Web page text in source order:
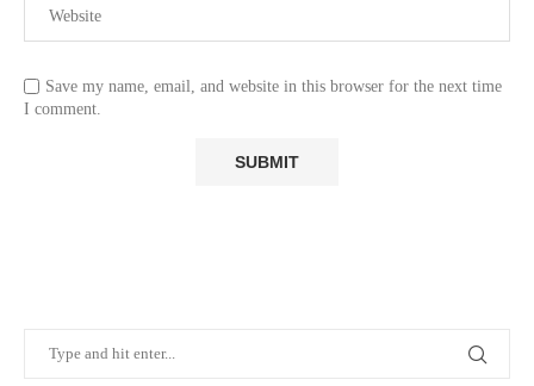
Save my name, email, and website in this browser for the next time
I comment.